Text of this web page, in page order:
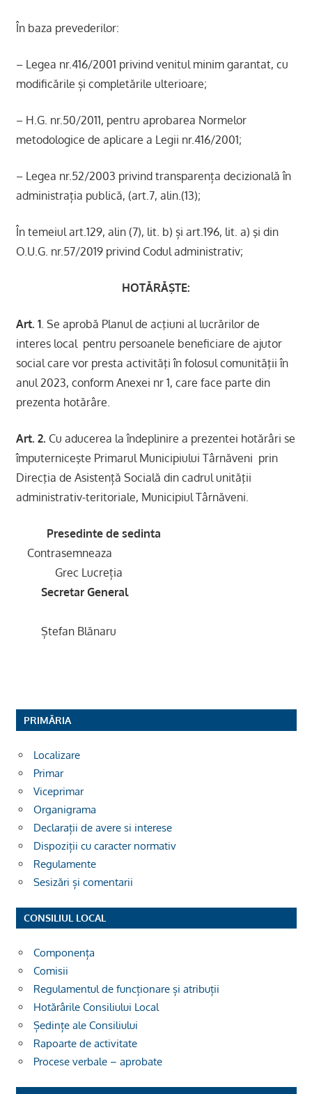
În baza prevederilor:
– Legea nr.416/2001 privind venitul minim garantat, cu
modificările și completările ulterioare;
– H.G. nr.50/2011, pentru aprobarea Normelor
metodologice de aplicare a Legii nr.416/2001;
– Legea nr.52/2003 privind transparența decizională în
administrația publică, (art.7, alin.(13);
În temeiul art.129, alin (7), lit. b) și art.196, lit. a) şi din
O.U.G. nr.57/2019 privind Codul administrativ;
HOTĂRĂŞTE:
Art. 1. Se aprobă Planul de acţiuni al lucrărilor de
interes local pentru persoanele beneficiare de ajutor
social care vor presta activităţi în folosul comunităţii în
anul 2023, conform Anexei nr 1, care face parte din
prezenta hotărâre.
Art. 2. Cu aducerea la îndeplinire a prezentei hotărâri se
împuterniceşte Primarul Municipiului Târnăveni prin
Direcţia de Asistență Socială din cadrul unităţii
administrativ-teritoriale, Municipiul Târnăveni.
Presedinte de sedinta
Contrasemneaza
Grec Lucreția
Secretar General
Ștefan Blănaru
PRIMĂRIA
Localizare
Primar
Viceprimar
Organigrama
Declarații de avere si interese
Dispoziții cu caracter normativ
Regulamente
Sesizări și comentarii
CONSILIUL LOCAL
Componența
Comisii
Regulamentul de funcționare și atribuții
Hotărârile Consiliului Local
Ședințe ale Consiliului
Rapoarte de activitate
Procese verbale – aprobate